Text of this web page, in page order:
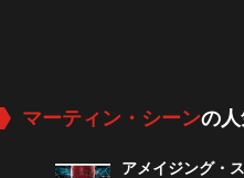
マーティン・シーンの
アメイジング・